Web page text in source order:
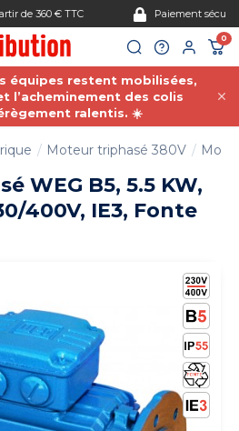
0
équipes restent mobilisées,
l’acheminement des colis
ralentis. ☀️
Moteur triphasé 380V
WEG B5, 5.5 KW,
400V, IE3, Fonte